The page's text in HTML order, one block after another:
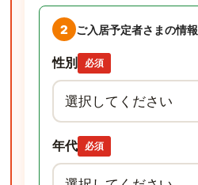
2 ご入居予定者さまの情報
性別 必須
年代 必須